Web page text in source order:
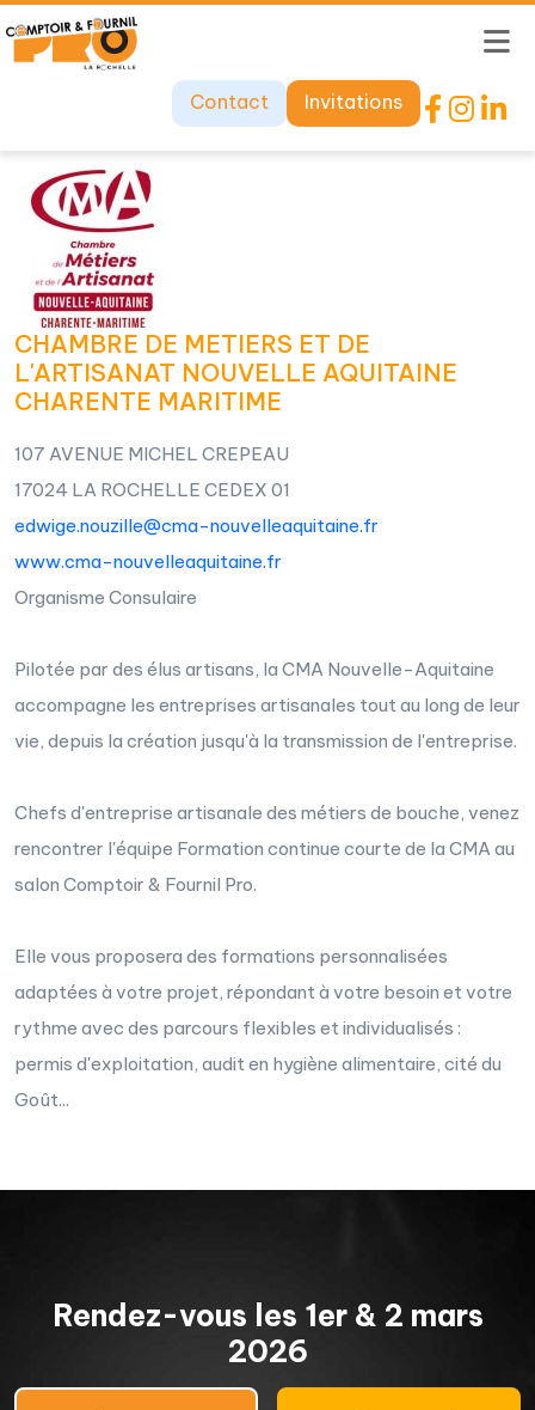
Contact Invitations
CHAMBRE DE METIERS ET DE
L'ARTISANAT NOUVELLE AQUITAINE
CHARENTE MARITIME
107 AVENUE MICHEL CREPEAU
17024 LA ROCHELLE CEDEX 01
edwige.nouzille@cma-nouvelleaquitaine.fr
www.cma-nouvelleaquitaine.fr
Organisme Consulaire
Pilotée par des élus artisans, la CMA Nouvelle-Aquitaine
accompagne les entreprises artisanales tout au long de leur
vie, depuis la création jusqu'à la transmission de l'entreprise.
Chefs d'entreprise artisanale des métiers de bouche, venez
rencontrer l'équipe Formation continue courte de la CMA au
salon Comptoir & Fournil Pro.
Elle vous proposera des formations personnalisées
adaptées à votre projet, répondant à votre besoin et votre
rythme avec des parcours flexibles et individualisés :
permis d'exploitation, audit en hygiène alimentaire, cité du
Goût...
Rendez-vous les 1er & 2 mars
2026